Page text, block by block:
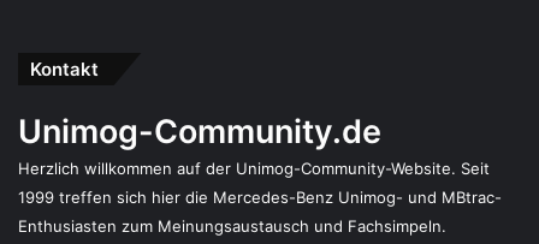
Kontakt
Unimog-Community.de
Herzlich willkommen auf der Unimog-Community-Website. Seit
1999 treffen sich hier die Mercedes-Benz Unimog- und MBtrac-
Enthusiasten zum Meinungsaustausch und Fachsimpeln.